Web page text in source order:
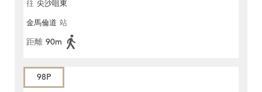
往 尖沙咀東
金馬倫道 站
距離 90m
98P